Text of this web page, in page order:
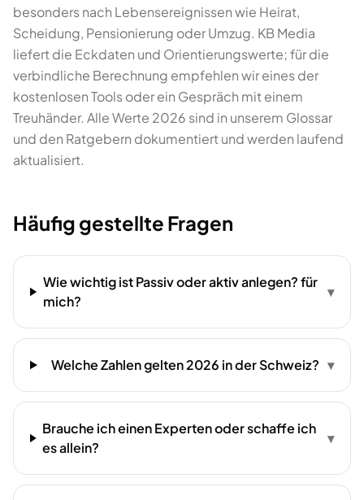
besonders nach Lebensereignissen wie Heirat,
Scheidung, Pensionierung oder Umzug. KB Media
liefert die Eckdaten und Orientierungswerte; für die
verbindliche Berechnung empfehlen wir eines der
kostenlosen Tools oder ein Gespräch mit einem
Treuhänder. Alle Werte 2026 sind in unserem Glossar
und den Ratgebern dokumentiert und werden laufend
aktualisiert.
Häufig gestellte Fragen
Wie wichtig ist Passiv oder aktiv anlegen? für
mich?
▾
Welche Zahlen gelten 2026 in der Schweiz? ▾
Brauche ich einen Experten oder schaffe ich
es allein?
▾